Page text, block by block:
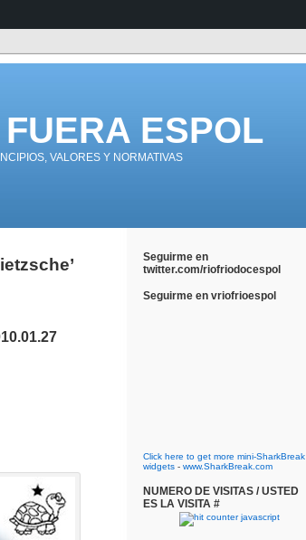
ESPOL
VALORES Y NORMATIVAS
Seguirme en
twitter.com/riofriodocespol
Seguirme en vriofrioespol
Click here to get more mini-SharkBreak
widgets - www.SharkBreak.com
NUMERO DE VISITAS / USTED
ES LA VISITA #